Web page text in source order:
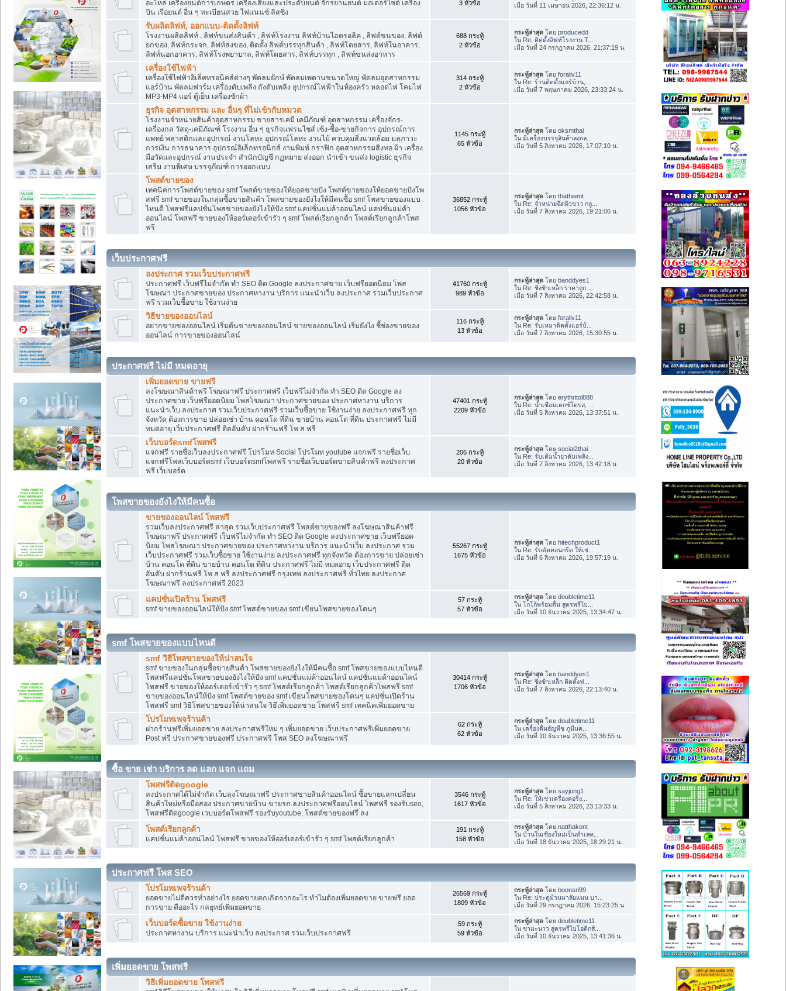
อะไหล่ เครื่องยนต์การเกษตร เครื่องเสียงและประดับยนต์ จักรยานยนต์ มอเตอร์ไซต์ เครื่อง
บิน เรือยนต์ อื่น ๆ ทะเบียนสวย ไฟแนนซ์ ลิสซิ่ง
3 หัวข้อ
เมื่อ วันที่ 11 เมษายน 2026, 22:36:12 น.
รับผลิตลิฟท์, ออกแบบ-ติดตั้งลิฟท์
โรงงานผลิตลิฟท์ , ลิฟท์ขนส่งสินค้า , ลิฟท์โรงงาน ลิฟท์บ้านไฮดรอลิค , ลิฟต์ขนของ, ลิฟต์
ยกของ, ลิฟท์กระจก, ลิฟท์ส่งของ, ติดตั้ง ลิฟต์บรรทุกสินค้า , ลิฟท์โดยสาร, ลิฟท์ในอาคาร,
ลิฟท์นอกอาคาร, ลิฟท์โรงพยาบาล, ลิฟท์โดยสาร, ลิฟท์บรรทุก , ลิฟท์ขนส่งอาหาร
688 กระทู้
2 หัวข้อ
กระทู้ล่าสุด โดยproducedd
ใน Re: ติดตั้งลิฟท์โรงงาน T...
เมื่อ วันที่ 24 กรกฎาคม 2026, 21:37:19 น.
เครื่องใช้ไฟฟ้า
เครื่องใช้ไฟฟ้าอิเล็คทรอนิคส์ต่างๆ พัดลมยักษ์ พัดลมเพดานขนาดใหญ่ พัดลมอุตสาหกรรม
แอร์บ้าน พัดลมฟาร์ม เครื่องดับเพลิง ถังดับเพลิง อุปกรณ์ไฟฟ้าในห้องครัว หลอดไฟ โคมไฟ
MP3-MP4 แอร์ ตู้เย็น เครื่องซักผ้า
314 กระทู้
2 หัวข้อ
กระทู้ล่าสุด โดยforaliv11
ใน Re: ร้านติดตั้งแอร์บ้าน,...
เมื่อ วันที่ 7 พฤษภาคม 2026, 23:33:24 น.
ธุรกิจ อุตสาหกรรม และ อื่นๆ ที่ไม่เข้ากับหมวด
โรงงานจำหน่ายสินค้าอุตสาหกรรม ขายสารเคมี เคมีภัณฑ์ อุตสาหกรรม เครื่องจักร-
เครื่องกล วัสดุ-เคมีภัณฑ์ โรงงาน อื่น ๆ ธุรกิจแฟรนไชส์ เซ้ง-ซื้อ-ขายกิจการ อุปกรณ์การ
แพทย์ พลาสติกและอุปกรณ์ งานโลหะ อุปกรณ์โลหะ งานไม้ ควบคุมสิ่งแวดล้อม มลภาวะ
การเงิน การธนาคาร อุปกรณ์อิเล็กทรอนิกส์ งานพิมพ์ กราฟิก อุตสาหกรรมสิงทอ ผ้า เครื่อง
มือวัดและอุปกรณ์ งานประจำ สำนักบัญชี กฏหมาย ส่งออก นำเข้า ขนส่ง logistic ธุรกิจ
เสริม งานพิเศษ บรรจุภัณฑ์ การออกแบบ
1145 กระทู้
65 หัวข้อ
กระทู้ล่าสุด โดยoksmthai
ในมีเครื่องบรรจุสินค้าลงกล...
เมื่อ วันที่ 5 สิงหาคม 2026, 17:07:10 น.
โพสต์ขายของ
เทคนิคการโพสต์ขายของ smf โพสต์ขายของให้ยอดขายปัง โพสต์ขายของให้ยอดขายปังโพ
สฟรี smf ขายของในกลุ่มซื้อขายสินค้า โพสขายของยังไงให้มีคนซื้อ smf โพสขายของแบบ
ไหนดี โพสฟรีแคปชั่นโพสขายของยังไงให้ปัง smf แคปชั่นแม่ค้าออนไลน์ แคปชั่นแม่ค้า
ออนไลน์ โพสฟรี ขายของให้ออร์เดอร์เข้ารัว ๆ smf โพสต์เรียกลูกค้า โพสต์เรียกลูกค้าโพส
ฟรี
36852 กระทู้
1056 หัวข้อ
กระทู้ล่าสุด โดยthathiemt
ใน Re: จำหน่ายฉีดผิวขาว กลู...
เมื่อ วันที่ 7 สิงหาคม 2026, 19:21:06 น.
เว็บประกาศฟรี
ลงประกาศ รวมเว็บประกาศฟรี
ประกาศฟรี เว็บฟรีไม่จำกัด ทำ SEO ติด Google ลงประกาศขาย เว็บฟรียอดนิยม โพส
โฆษณา ประกาศขายของ ประกาศหางาน บริการ แนะนำเว็บ ลงประกาศ รวมเว็บประกาศ
ฟรี รวมเว็บซื้อขาย ใช้งานง่าย
41760 กระทู้
989 หัวข้อ
กระทู้ล่าสุด โดยbanddyes1
ใน Re: ชิงช้าเหล็ก ราคาถูก ...
เมื่อ วันที่ 7 สิงหาคม 2026, 22:42:58 น.
วิธีขายของออนไลน์
อยากขายของออนไลน์ เริ่มต้นขายของออนไลน์ ขายของออนไลน์ เริ่มยังไง ชี้ช่องขายของ
ออนไลน์ การขายของออนไลน์
116 กระทู้
13 หัวข้อ
กระทู้ล่าสุด โดยforaliv11
ใน Re: รับเหมาติดตั้งแอร์บ้...
เมื่อ วันที่ 7 สิงหาคม 2026, 15:30:55 น.
ประกาศฟรี ไม่มี หมดอายุ
เพิ่มยอดขาย ขายฟรี
ลงโฆษณาสินค้าฟรี โฆษณาฟรี ประกาศฟรี เว็บฟรีไม่จำกัด ทำ SEO ติด Google ลง
ประกาศขาย เว็บฟรียอดนิยม โพสโฆษณา ประกาศขายของ ประกาศหางาน บริการ
แนะนำเว็บ ลงประกาศ รวมเว็บประกาศฟรี รวมเว็บซื้อขาย ใช้งานง่าย ลงประกาศฟรี ทุก
จังหวัด ต้องการขาย ปล่อยเช่า บ้าน คอนโด ที่ดิน ขายบ้าน คอนโด ที่ดิน ประกาศฟรี ไม่มี
หมดอายุ เว็บประกาศฟรี ติดอันดับ ฝากร้านฟรี โพ ส ฟรี
47401 กระทู้
2209 หัวข้อ
กระทู้ล่าสุด โดยerythritol888
ใน Re: น้ำเชื่อมเดกซ์โตรส, ...
เมื่อ วันที่ 5 สิงหาคม 2026, 13:37:51 น.
เว็บบอร์ดsmfโพสฟรี
แจกฟรี รายชื่อเว็บลงประกาศฟรี โปรโมท Social โปรโมท youtube แจกฟรี รายชื่อเว็บ
แจกฟรีโพสเว็บบอร์ดsmf เว็บบอร์ดsmfโพสฟรี รายชื่อเว็บบอร์ดขายสินค้าฟรี ลงประกาศ
ฟรี เว็บบอร์ด
206 กระทู้
20 หัวข้อ
กระทู้ล่าสุด โดยsocial2thai
ใน Re: รับเติมน้ำยาดับเพลิง...
เมื่อ วันที่ 7 สิงหาคม 2026, 13:42:18 น.
โพสขายของยังไงให้มีคนซื้อ
ขายของออนไลน์ โพสฟรี
รวมเว็บลงประกาศฟรี ล่าสุด รวมเว็บประกาศฟรี โพสต์ขายของฟรี ลงโฆษณาสินค้าฟรี
โฆษณาฟรี ประกาศฟรี เว็บฟรีไม่จำกัด ทำ SEO ติด Google ลงประกาศขาย เว็บฟรียอด
นิยม โพสโฆษณา ประกาศขายของ ประกาศหางาน บริการ แนะนำเว็บ ลงประกาศ รวม
เว็บประกาศฟรี รวมเว็บซื้อขาย ใช้งานง่าย ลงประกาศฟรี ทุกจังหวัด ต้องการขาย ปล่อยเช่า
บ้าน คอนโด ที่ดิน ขายบ้าน คอนโด ที่ดิน ประกาศฟรี ไม่มี หมดอายุ เว็บประกาศฟรี ติด
อันดับ ฝากร้านฟรี โพ ส ฟรี ลงประกาศฟรี กรุงเทพ ลงประกาศฟรี ทั่วไทย ลงประกาศ
โฆษณาฟรี ลงประกาศฟรี 2023
55267 กระทู้
1675 หัวข้อ
กระทู้ล่าสุด โดยhitechproduct1
ใน Re: รับตัดคอนกรีต ให้เช่...
เมื่อ วันที่ 6 สิงหาคม 2026, 19:57:19 น.
แคปชั่นเปิดร้าน โพสฟรี
smf ขายของออนไลน์ให้ปัง smf โพสต์ขายของ smf เขียนโพสขายของโดนๆ
57 กระทู้
57 หัวข้อ
กระทู้ล่าสุด โดยdoubletime11
ในโกโก้พร้อมดื่ม สูตรพรีไบ...
เมื่อ วันที่ 10 ธันวาคม 2025, 13:34:47 น.
smf โพสขายของแบบไหนดี
smf วิธีโพสขายของให้น่าสนใจ
smf ขายของในกลุ่มซื้อขายสินค้า โพสขายของยังไงให้มีคนซื้อ smf โพสขายของแบบไหนดี
โพสฟรีแคปชั่นโพสขายของยังไงให้ปัง smf แคปชั่นแม่ค้าออนไลน์ แคปชั่นแม่ค้าออนไลน์
โพสฟรี ขายของให้ออร์เดอร์เข้ารัว ๆ smf โพสต์เรียกลูกค้า โพสต์เรียกลูกค้าโพสฟรี smf
ขายของออนไลน์ให้ปัง smf โพสต์ขายของ smf เขียนโพสขายของโดนๆ แคปชั่นเปิดร้าน
โพสฟรี smf วิธีโพสขายของให้น่าสนใจ วิธีเพิ่มยอดขาย โพสฟรี smf เทคนิคเพิ่มยอดขาย
30414 กระทู้
1706 หัวข้อ
กระทู้ล่าสุด โดยbanddyes1
ใน Re: ชิงช้าเหล็ก ติดตั้งฟ...
เมื่อ วันที่ 7 สิงหาคม 2026, 22:13:40 น.
โปรโมทเพจร้านค้า
ฝากร้านฟรีเพิ่มยอดขาย ลงประกาศฟรีใหม่ ๆ เพิ่มยอดขาย เว็บประกาศฟรีเพิ่มยอดขาย
Post ฟรี ประกาศขายของฟรี ประกาศฟรี โพส SEO ลงโฆษณาฟรี
62 กระทู้
62 หัวข้อ
กระทู้ล่าสุด โดยdoubletime11
ในเครื่องดื่มธัญพืช ภูมีนค...
เมื่อ วันที่ 10 ธันวาคม 2025, 13:36:55 น.
ซื้อ ขาย เช่า บริการ ลด แลก แจก แถม
โพสฟรีติดgoogle
ลงประกาศได้ไม่จำกัด เว็บลงโฆษณาฟรี ประกาศขายสินค้าออนไลน์ ซื้อขายแลกเปลี่ยน
สินค้าใหม่หรือมือสอง ประกาศขายบ้าน ขายรถ.ลงประกาศฟรีออนไลน์ โพสฟรี รองรับseo,
โพสฟรีติดgoogle เวบบอร์ดโพสฟรี รองรับyoutube, โพสต์ขายของฟรี ลง
3546 กระทู้
1617 หัวข้อ
กระทู้ล่าสุด โดยsayjung1
ใน Re: ให้เช่าเครื่องคอริ่ง...
เมื่อ วันที่ 5 สิงหาคม 2026, 23:13:33 น.
โพสต์เรียกลูกค้า
แคปชั่นแม่ค้าออนไลน์ โพสฟรี ขายของให้ออร์เดอร์เข้ารัว ๆ smf โพสต์เรียกลูกค้า
191 กระทู้
158 หัวข้อ
กระทู้ล่าสุด โดยnatthakont
ในบ้านในเชียงใหม่เป็นทำเลท...
เมื่อ วันที่ 18 ธันวาคม 2025, 18:29:21 น.
ประกาศฟรี โพส SEO
โปรโมทเพจร้านค้า
ยอดขายไม่ดีควรทำอย่างไร ยอดขายตกเกิดจากอะไร ทำไมต้องเพิ่มยอดขาย ขายฟรี ยอด
การขาย คืออะไร กลยุทธ์เพิ่มยอดขาย
26569 กระทู้
1809 หัวข้อ
กระทู้ล่าสุด โดยboonsri99
ใน Re: ประตูม้วนมาลัยแมน บา...
เมื่อ วันที่ 29 กรกฎาคม 2026, 15:23:25 น.
เว็บบอร์ดซื้อขาย ใช้งานง่าย
ประกาศหางาน บริการ แนะนำเว็บ ลงประกาศ รวมเว็บประกาศฟรี
59 กระทู้
59 หัวข้อ
กระทู้ล่าสุด โดยdoubletime11
ในชามะนาว สูตรพรีไบโอติกส์...
เมื่อ วันที่ 10 ธันวาคม 2025, 13:41:36 น.
เพิ่มยอดขาย โพสฟรี
วิธีเพิ่มยอดขาย โพสฟรี